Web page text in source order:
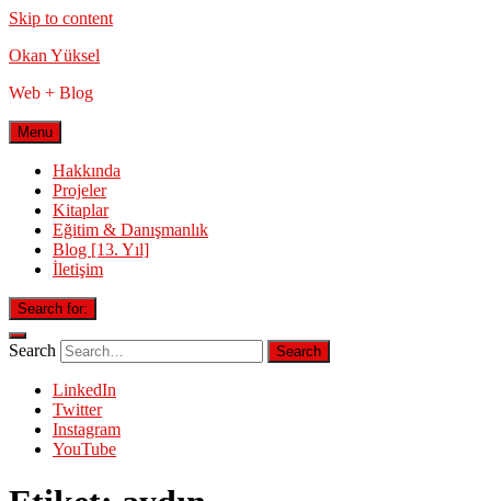
Skip to content
Okan Yüksel
Web + Blog
Menu
Hakkında
Projeler
Kitaplar
Eğitim & Danışmanlık
Blog [13. Yıl]
İletişim
Search for:
Search
LinkedIn
Twitter
Instagram
YouTube